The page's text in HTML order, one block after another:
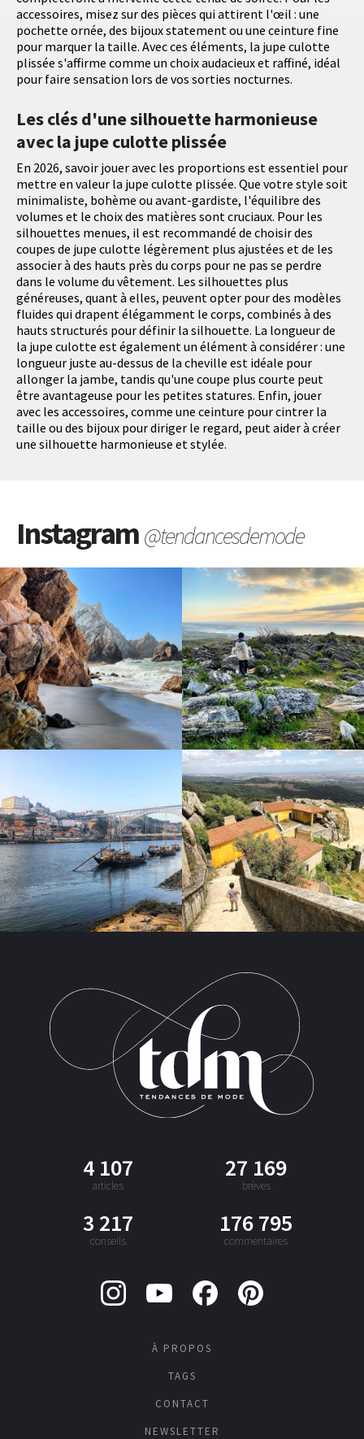
accessoires, misez sur des pièces qui attirent l'œil : une
pochette ornée, des bijoux statement ou une ceinture fine
pour marquer la taille. Avec ces éléments, la jupe culotte
plissée s'affirme comme un choix audacieux et raffiné, idéal
pour faire sensation lors de vos sorties nocturnes.
Les clés d'une silhouette harmonieuse
avec la jupe culotte plissée
En 2026, savoir jouer avec les proportions est essentiel pour
mettre en valeur la jupe culotte plissée. Que votre style soit
minimaliste, bohème ou avant-gardiste, l'équilibre des
volumes et le choix des matières sont cruciaux. Pour les
silhouettes menues, il est recommandé de choisir des
coupes de jupe culotte légèrement plus ajustées et de les
associer à des hauts près du corps pour ne pas se perdre
dans le volume du vêtement. Les silhouettes plus
généreuses, quant à elles, peuvent opter pour des modèles
fluides qui drapent élégamment le corps, combinés à des
hauts structurés pour définir la silhouette. La longueur de
la jupe culotte est également un élément à considérer : une
longueur juste au-dessus de la cheville est idéale pour
allonger la jambe, tandis qu'une coupe plus courte peut
être avantageuse pour les petites statures. Enfin, jouer
avec les accessoires, comme une ceinture pour cintrer la
taille ou des bijoux pour diriger le regard, peut aider à créer
une silhouette harmonieuse et stylée.
Instagram@tendancesdemode
4 107
articles
27 169
brèves
3 217
conseils
176 795
commentaires
À PROPOS
TAGS
CONTACT
NEWSLETTER